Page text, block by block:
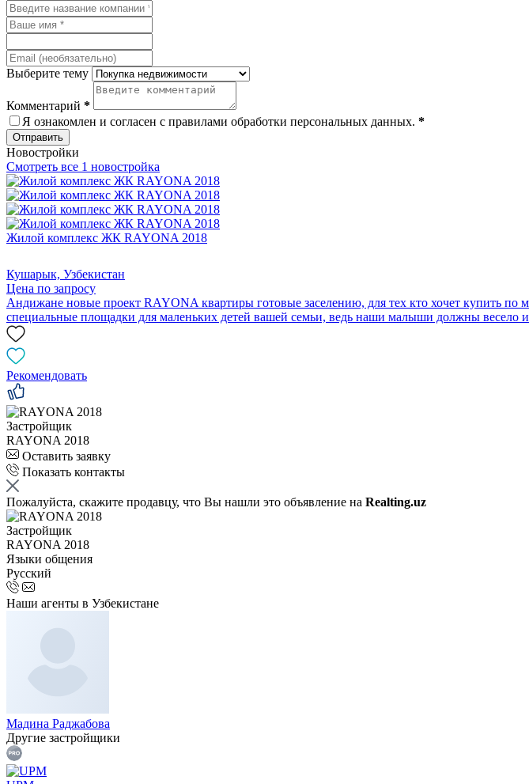
Выберите тему
Комментарий *
Я ознакомлен и согласен с правилами обработки персональных данных. *
Отправить
Новостройки
Смотреть все 1 новостройка
Жилой комплекс ЖК RAYONA 2018
Кушарык, Узбекистан
Цена по запросу
Андижане новые проект RAYONA квартиры готовые заселению, для тех кто хочет купить
специальные площадки для маленьких детей вашей семьи, ведь наши малыши должны весело
Рекомендовать
Застройщик
RAYONA 2018
Оставить заявку
Показать контакты
Пожалуйста, скажите продавцу, что Вы нашли это объявление на Realting.uz
Застройщик
RAYONA 2018
Языки общения
Русский
Наши агенты в Узбекистане
Мадина Раджабова
Другие застройщики